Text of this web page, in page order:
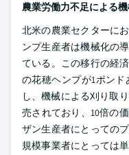
農業労働力不足による
北米の農業セクターに
ンプ生産者は機械化の
ている。この移行の経
の花穂ヘンプが1ポン
し、機械による刈り取
売されており、10倍の
ザン生産者にとっての
規模事業者にとっては